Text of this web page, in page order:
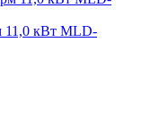
11,0 кВт MLD-